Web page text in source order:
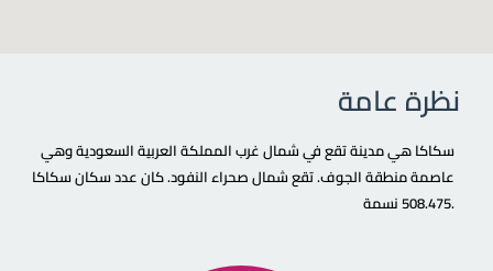
نظرة عامة
سكاكا هي مدينة تقع في شمال غرب المملكة العربية السعودية وهي
عاصمة منطقة الجوف. تقع شمال صحراء النفود. كان عدد سكان سكاكا
508.475 نسمة.